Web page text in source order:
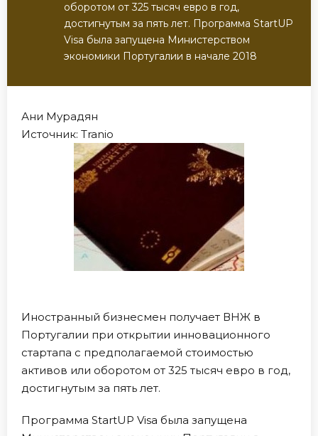
оборотом от 325 тысяч евро в год,
достигнутым за пять лет. Программа StartUP
Visa была запущена Министерством
экономики Португалии в начале 2018
Ани Мурадян
Источник: Tranio
Иностранный бизнесмен получает ВНЖ в
Португалии при открытии инновационного
стартапа с предполагаемой стоимостью
активов или оборотом от 325 тысяч евро в год,
достигнутым за пять лет.
Программа StartUP Visa была запущена